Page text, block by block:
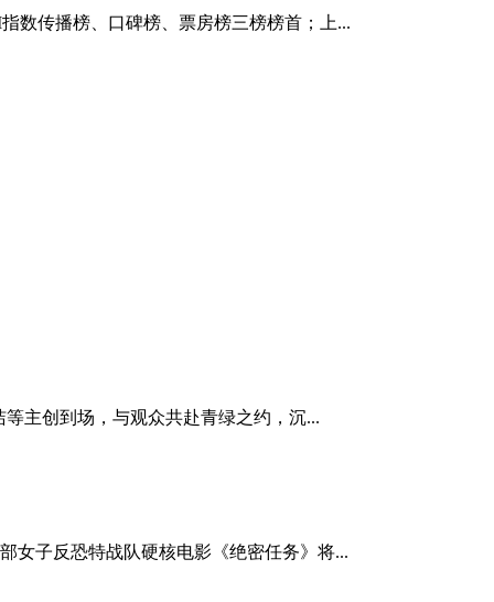
数传播榜、口碑榜、票房榜三榜榜首；上...
主创到场，与观众共赴青绿之约，沉...
女子反恐特战队硬核电影《绝密任务》将...